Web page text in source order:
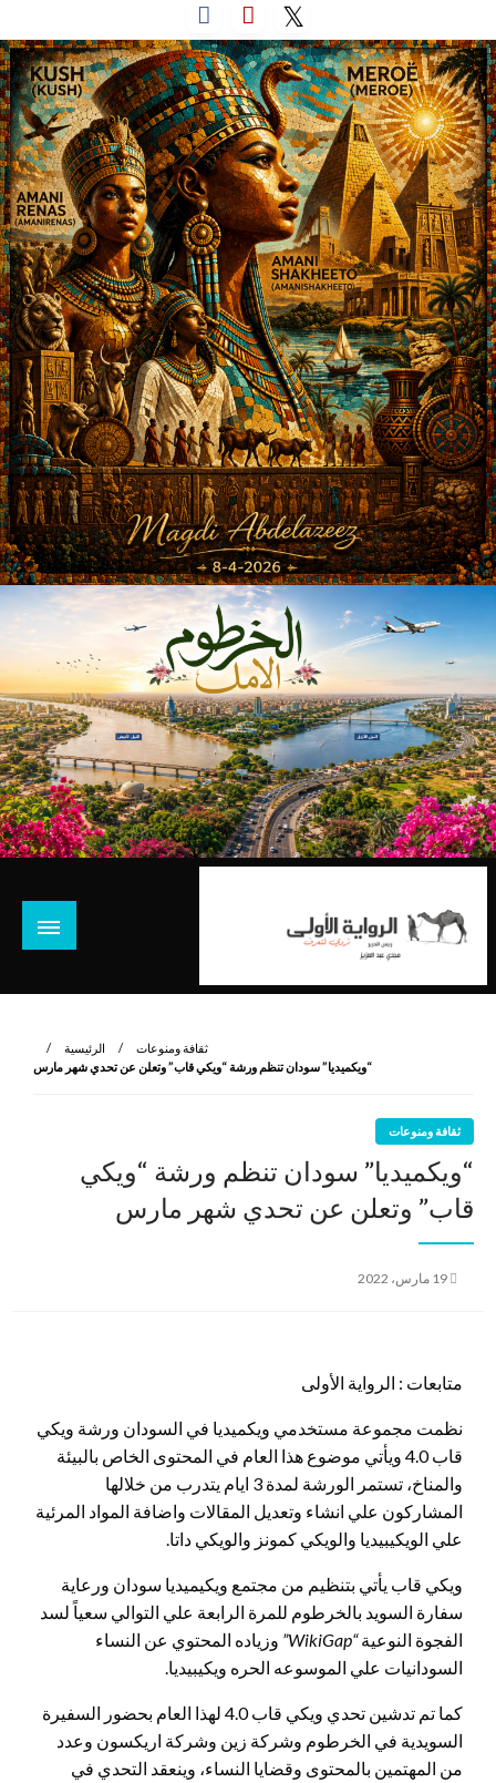
إلى
المحتوى
نروي لتعرف
الرئيسية
ثقافة ومنوعات
“ويكميديا” سودان تنظم ورشة “ويكي قاب” وتعلن عن تحدي شهر مارس
ثقافة ومنوعات
“ويكميديا” سودان تنظم ورشة “ويكي
قاب” وتعلن عن تحدي شهر مارس
نُشر
19 مارس، 2022
متابعات : الرواية الأولى
نظمت مجموعة مستخدمي ويكميديا في السودان ورشة ويكي
قاب 4.0 ويأتي موضوع هذا العام في المحتوى الخاص بالبيئة
والمناخ، تستمر الورشة لمدة 3 ايام يتدرب من خلالها
المشاركون علي انشاء وتعديل المقالات واضافة المواد المرئية
علي الويكيبيديا والويكي كمونز والويكي داتا.
ويكي قاب يأتي بتنظيم من مجتمع ويكيميديا سودان ورعاية
سفارة السويد بالخرطوم للمرة الرابعة علي التوالي سعياً لسد
الفجوة النوعية“WikiGap”
وزياده المحتوي عن النساء
السودانيات علي الموسوعه الحره ويكيبيديا.
كما تم تدشين تحدي ويكي قاب 4.0 لهذا العام بحضور السفيرة
السويدية في الخرطوم وشركة زين وشركة اريكسون وعدد
من المهتمين بالمحتوى وقضايا النساء، وينعقد التحدي في